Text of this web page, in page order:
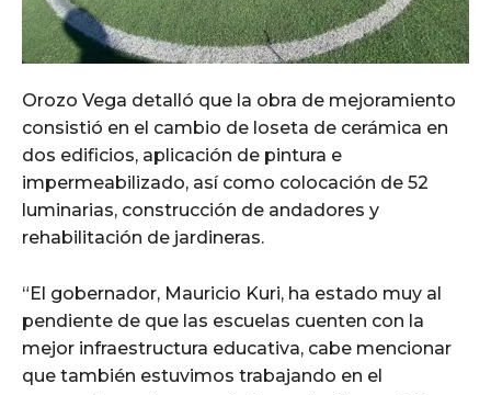
Orozo Vega detalló que la obra de mejoramiento
consistió en el cambio de loseta de cerámica en
dos edificios, aplicación de pintura e
impermeabilizado, así como colocación de 52
luminarias, construcción de andadores y
rehabilitación de jardineras.
“El gobernador, Mauricio Kuri, ha estado muy al
pendiente de que las escuelas cuenten con la
mejor infraestructura educativa, cabe mencionar
que también estuvimos trabajando en el